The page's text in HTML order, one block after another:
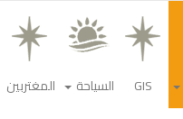
GIS السياحة المغتربين